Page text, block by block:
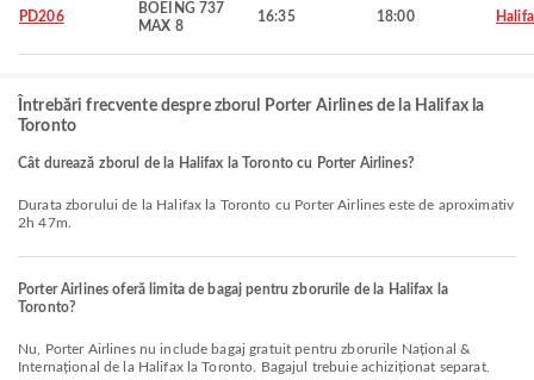
PD206
BOEING 737
MAX 8
16:35 18:00
Întrebări frecvente despre zborul Porter Airlines de la Halifax la
Toronto
Cât durează zborul de la Halifax la Toronto cu Porter Airlines?
Durata zborului de la Halifax la Toronto cu Porter Airlines este de aproximativ
2h 47m.
Porter Airlines oferă limita de bagaj pentru zborurile de la Halifax la
Toronto?
Nu, Porter Airlines nu include bagaj gratuit pentru zborurile Național &
Internațional de la Halifax la Toronto. Bagajul trebuie achiziționat separat.